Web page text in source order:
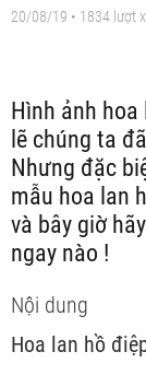
20/08/19 • 1834 lượt
Hình ảnh
lẽ chúng ta
Nhưng đặc
mẫu hoa lan
và bây giờ
ngay nào !
Nội dung
Hoa lan hồ